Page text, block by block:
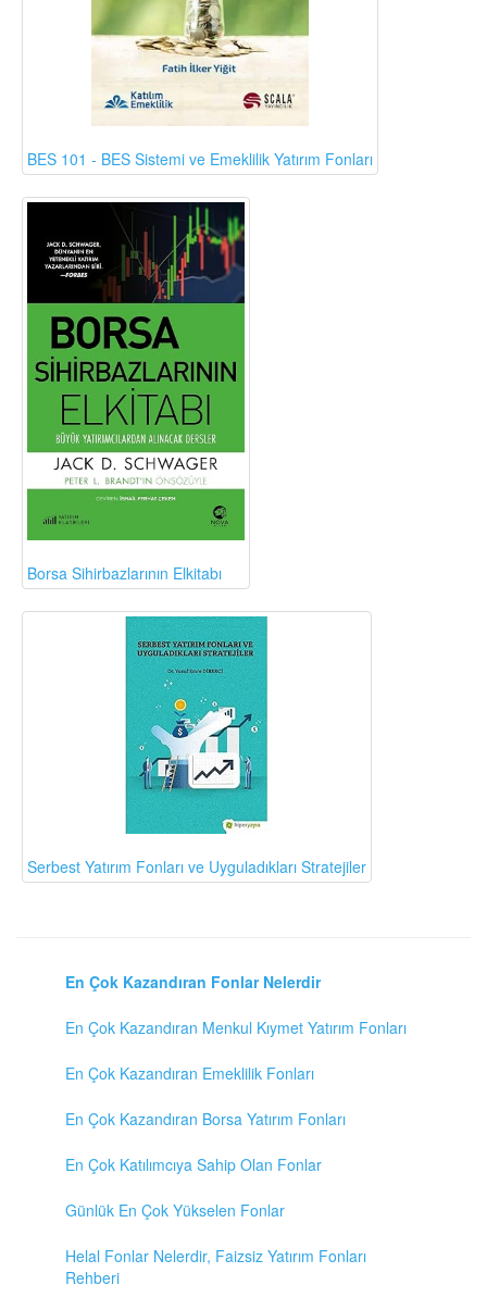
BES 101 - BES Sistemi ve Emeklilik Yatırım Fonları
Borsa Sihirbazlarının Elkitabı
Serbest Yatırım Fonları ve Uyguladıkları Stratejiler
En Çok Kazandıran Fonlar Nelerdir
En Çok Kazandıran Menkul Kıymet Yatırım Fonları
En Çok Kazandıran Emeklilik Fonları
En Çok Kazandıran Borsa Yatırım Fonları
En Çok Katılımcıya Sahip Olan Fonlar
Günlük En Çok Yükselen Fonlar
Helal Fonlar Nelerdir, Faizsiz Yatırım Fonları
Rehberi